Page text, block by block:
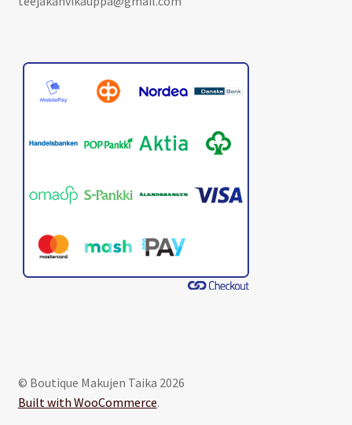
© Boutique Makujen Taika 2026
Built with WooCommerce.